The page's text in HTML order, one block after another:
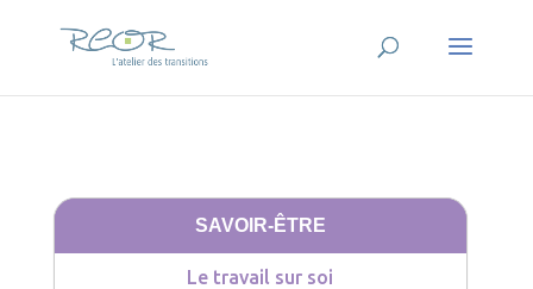
SAVOIR-ÊTRE
Le travail sur soi